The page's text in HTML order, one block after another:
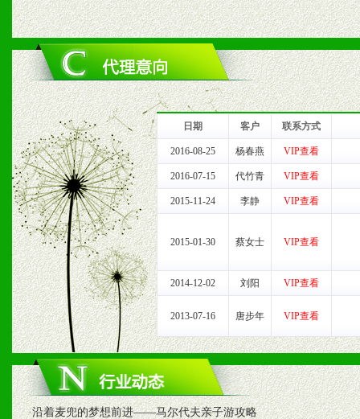
六、服务优势
1、完善的信息服务咨询中
我们将及时回复您的疑问。
2、售后服务：突发性产品
以及时受理记录并合理妥
3、我们时刻整理各区销售
时收编销售效果显着的案
七、招商代理（全国各地）
1、认同我们的经营理念。
2、具备较好商业信誉和资
日期 客户 联系方式
2016-08-25 杨春燕 VIP查看
2016-07-15 代竹青 VIP查看
2015-11-24 李静 VIP查看
2015-01-30 蔡女士 VIP查看
2014-12-02 刘阳 VIP查看
2013-07-16 唐步年 VIP查看
·沿着麦兜的梦想前进——马尔代夫亲子游攻略